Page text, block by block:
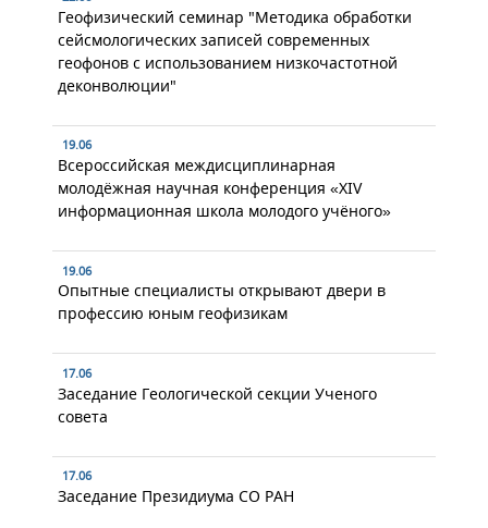
Геофизический семинар "Методика обработки
сейсмологических записей современных
геофонов с использованием низкочастотной
деконволюции"
19.06
Всероссийская междисциплинарная
молодёжная научная конференция «XIV
информационная школа молодого учёного»
19.06
Опытные специалисты открывают двери в
профессию юным геофизикам
17.06
Заседание Геологической секции Ученого
совета
17.06
Заседание Президиума СО РАН